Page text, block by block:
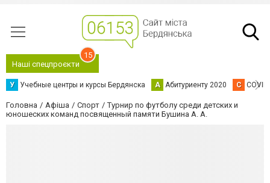
Наші спецпроєкти
15
У Учебные центры и курсы Бердянска А Абитуриенту 2020 C
Головна Афіша Спорт
Турнир по футболу среди детских и
юношеских команд посвященный памяти Бушина А. А.